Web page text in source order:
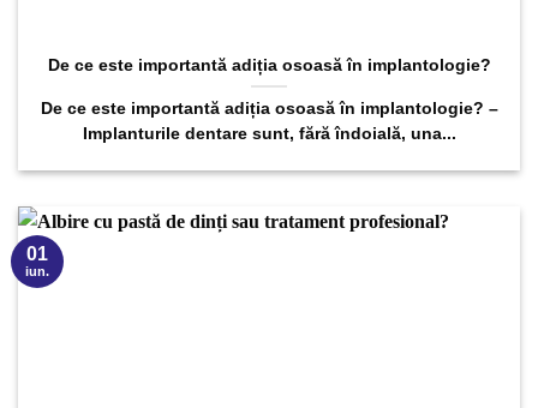
De ce este importantă adiția osoasă în implantologie?
De ce este importantă adiția osoasă în implantologie? –
Implanturile dentare sunt, fără îndoială, una...
01
iun.